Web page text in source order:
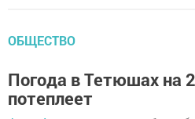
ОБЩЕСТВО
Погода в Тетюшах на
потеплеет